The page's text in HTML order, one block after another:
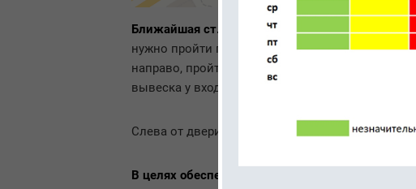
Ближайшая ст. метро «Ломоносовская»,
нужно пройти по диагонали направо, по
направо, пройти вдоль торца здания № 18,
вывеска у входа в учреждение.
Слева от двери главного входа находится
В целях обеспечения доступности